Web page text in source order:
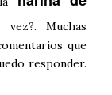
Muchas
que
responder.